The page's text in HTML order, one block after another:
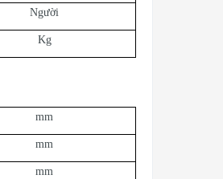
Người
Kg
mm
mm
mm